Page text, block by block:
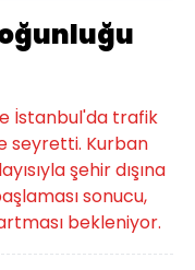
İstanbul'da trafik
seyretti. Kurban
şehir dışına
sonucu,
bekleniyor.